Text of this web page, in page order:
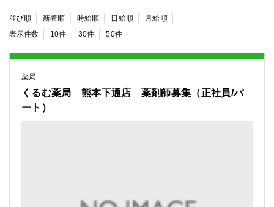
並び順 新着順 時給順 日給順
月給順
表示件数
10件 30件 50件
薬局
くるむ薬局 熊本下通店 薬剤師募集（正社員/パ
ート）